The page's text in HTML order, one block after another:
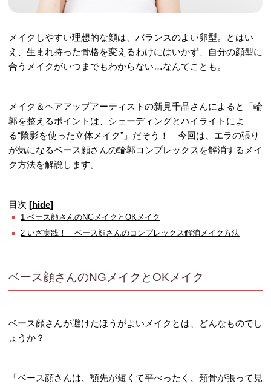
メイクしやすい理想的な顔は、バランスのよい卵型。とはい
え、生まれ持った骨格を変えるわけにはいかず、自分の顔型に
合うメイクがいつまでもわからない…なんてことも。
メイク＆ヘアアップアーティストの新見千晶さんによると「輪
郭を整えるポイントは、シェーディングとハイライトによ
る“陰影を使った立体メイク”」だそう！ 今回は、エラの張り
が気になるベース顔さんの輪郭コンプレックスを解消するメイ
ク方法を解説します。
目次 [hide]
1 ベース顔さんのNGメイクとOKメイク
2 いざ実践！ ベース顔さんのコンプレックス解消メイク方法
ベース顔さんのNGメイクとOKメイク
ベース顔さんが避けたほうがよいメイクとは、どんなものでし
ょうか？
「ベース顔さんは、顎先が短くて平べったく、頬骨が張って見